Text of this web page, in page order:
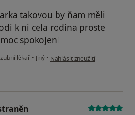
takovou by ňam měli
k ni cela rodina proste
spokojeni
lékař • Jiný • podle názoru uživatele
Nahlásit zneužití